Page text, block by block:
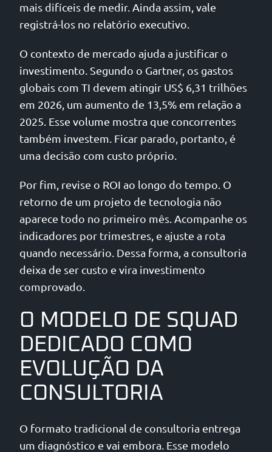
mais difíceis de medir. Ainda assim, vale
registrá-los no relatório executivo.
O contexto de mercado ajuda a justificar o
investimento. Segundo o Gartner, os gastos
globais com TI devem atingir US$ 6,31 trilhões
em 2026, um aumento de 13,5% em relação a
2025. Esse volume mostra que concorrentes
também investem. Ficar parado, portanto, é
uma decisão com custo próprio.
Por fim, revise o ROI ao longo do tempo. O
retorno de um projeto de tecnologia não
aparece todo no primeiro mês. Acompanhe os
indicadores por trimestres, e ajuste a rota
quando necessário. Dessa forma, a consultoria
deixa de ser custo e vira investimento
comprovado.
O MODELO DE SQUAD
DEDICADO COMO
EVOLUÇÃO DA
CONSULTORIA
O formato tradicional de consultoria entrega
um diagnóstico e vai embora. Esse modelo